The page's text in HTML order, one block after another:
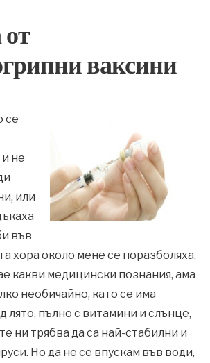
ваксини
се
не
или
във
хора около мене се поразболяха.
какви медицински познания, ама
необичайно, като се има
лято, пълно с витамини и слънце,
ни трябва да са най-стабилни и
Но да не се впускам във води,